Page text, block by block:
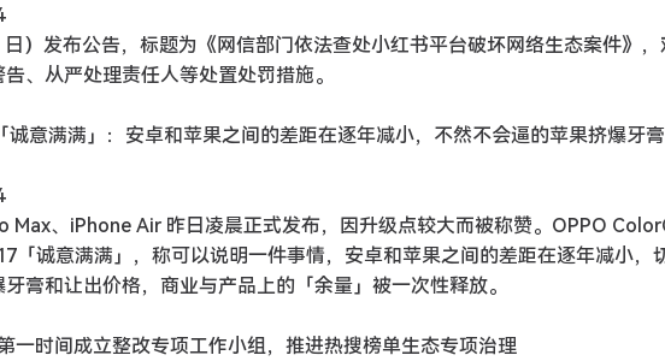
）发布公告，标题为《网信部门依法查处小红书平台破坏网络生态案件》，
、从严处理责任人等处置处罚措施。
意满满」：安卓和苹果之间的差距在逐年减小，不然不会逼的苹果挤爆牙
Max、iPhone Air 昨日凌晨正式发布，因升级点较大而被称赞。OPPO
「诚意满满」，称可以说明一件事情，安卓和苹果之间的差距在逐年减小，
膏和让出价格，商业与产品上的「余量」被一次性释放。
一时间成立整改专项工作小组，推进热搜榜单生态专项治理